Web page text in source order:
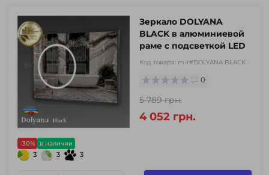
-30% в наличии
3 3 3
Зеркало DOLYANA
BLACK в алюминиевой
раме с подсветкой LED
Код товара: m-r#DOLYANA BLACK
0
5 789 грн.
4 052 грн.